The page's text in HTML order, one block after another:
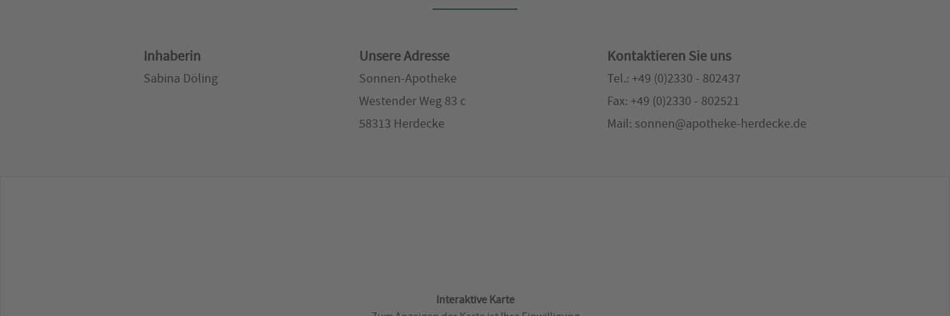
Inhaberin
Sabina Döling
Unsere Adresse
Sonnen-Apotheke
Westender Weg 83 c
58313 Herdecke
Kontaktieren Sie uns
Tel.: +49 (0)2330 - 802437
Fax: +49 (0)2330 - 802521
Mail: sonnen@apotheke-herdecke.de
Interaktive Karte